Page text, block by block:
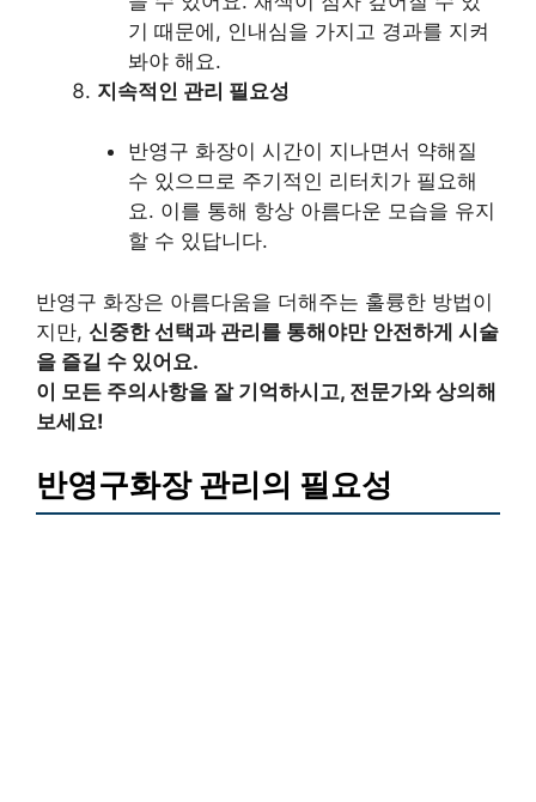
기 때문에, 인내심을 가지고 경과를 지켜
봐야 해요.
지속적인 관리 필요성
반영구 화장이 시간이 지나면서 약해질
수 있으므로 주기적인 리터치가 필요해
요. 이를 통해 항상 아름다운 모습을 유지
할 수 있답니다.
반영구 화장은 아름다움을 더해주는 훌륭한 방법이
지만, 신중한 선택과 관리를 통해야만 안전하게 시술
을 즐길 수 있어요.
이 모든 주의사항을 잘 기억하시고, 전문가와 상의해
보세요!
반영구화장 관리의 필요성